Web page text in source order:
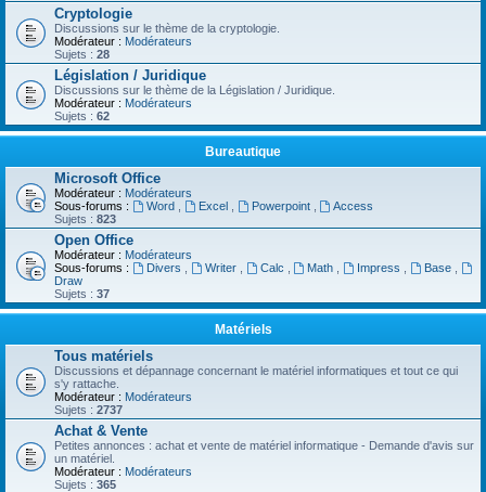
Cryptologie
Discussions sur le thème de la cryptologie.
Modérateur : Modérateurs
Sujets : 28
Législation / Juridique
Discussions sur le thème de la Législation / Juridique.
Modérateur : Modérateurs
Sujets : 62
Bureautique
Microsoft Office
Modérateur : Modérateurs
Sous-forums :
Word Excel Powerpoint
Access
Sujets : 823
Open Office
Modérateur : Modérateurs
Sous-forums :
Divers Writer Calc Math Impress Base
Draw
Sujets : 37
Matériels
Tous matériels
Discussions et dépannage concernant le matériel informatiques et tout ce qui
s'y rattache.
Modérateur : Modérateurs
Sujets : 2737
Achat & Vente
Petites annonces : achat et vente de matériel informatique - Demande d'avis sur
un matériel.
Modérateur : Modérateurs
Sujets : 365